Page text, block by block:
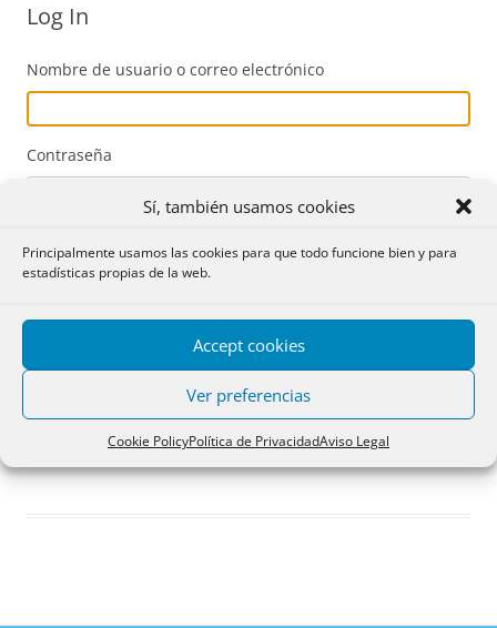
Sí, también usamos cookies
Principalmente usamos las cookies para que todo funcione bien y para
estadísticas propias de la web.
Accept cookies
Ver preferencias
Cookie PolicyPolítica de PrivacidadAviso Legal
Log In
Nombre de usuario o correo electrónico
Contraseña
Acceder
Registro
¿Has olvidado tu contraseña?